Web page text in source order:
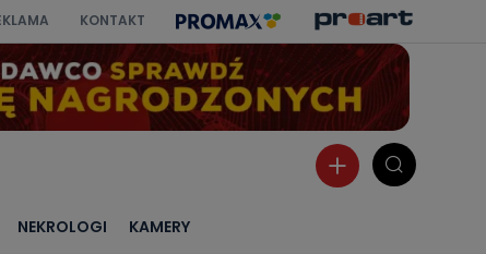
KONTAKT
NEKROLOGI KAMERY